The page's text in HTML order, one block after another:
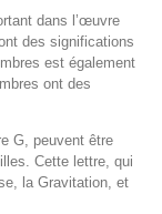
dans l’œuvre
des significations
est également
ont des
G, peuvent être
Cette lettre, qui
la Gravitation, et